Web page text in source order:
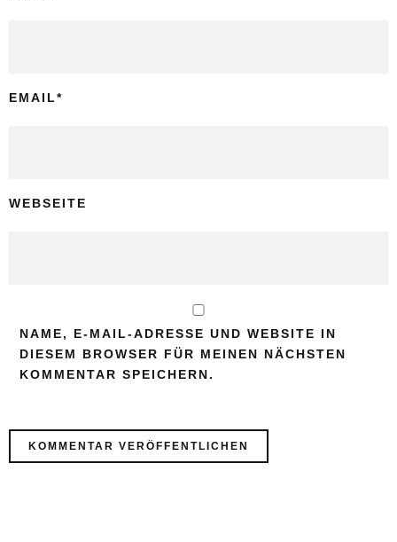
EMAIL*
WEBSEITE
NAME, E-MAIL-ADRESSE UND WEBSITE IN
DIESEM BROWSER FÜR MEINEN NÄCHSTEN
KOMMENTAR SPEICHERN.